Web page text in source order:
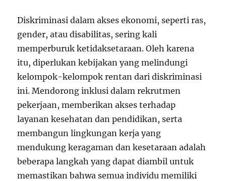
Diskriminasi dalam akses ekonomi, seperti ras,
gender, atau disabilitas, sering kali
memperburuk ketidaksetaraan. Oleh karena
itu, diperlukan kebijakan yang melindungi
kelompok-kelompok rentan dari diskriminasi
ini. Mendorong inklusi dalam rekrutmen
pekerjaan, memberikan akses terhadap
layanan kesehatan dan pendidikan, serta
membangun lingkungan kerja yang
mendukung keragaman dan kesetaraan adalah
beberapa langkah yang dapat diambil untuk
memastikan bahwa semua individu memiliki